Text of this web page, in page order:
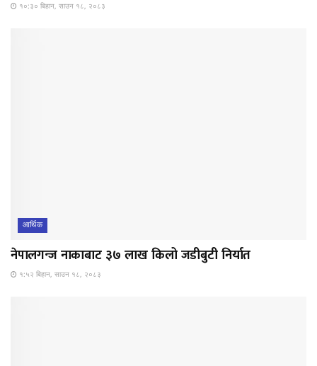
१०:३० बिहान, साउन १८, २०८३
आर्थिक
नेपालगन्ज नाकाबाट ३७ लाख किलो जडीबुटी निर्यात
१:५२ बिहान, साउन १८, २०८३